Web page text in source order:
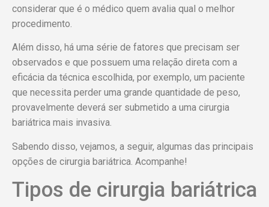
considerar que é o médico quem avalia qual o melhor
procedimento.
Além disso, há uma série de fatores que precisam ser
observados e que possuem uma relação direta com a
eficácia da técnica escolhida, por exemplo, um paciente
que necessita perder uma grande quantidade de peso,
provavelmente deverá ser submetido a uma cirurgia
bariátrica mais invasiva.
Sabendo disso, vejamos, a seguir, algumas das principais
opções de cirurgia bariátrica. Acompanhe!
Tipos de cirurgia bariátrica